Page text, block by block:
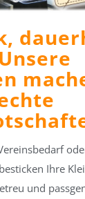
Ihre
und